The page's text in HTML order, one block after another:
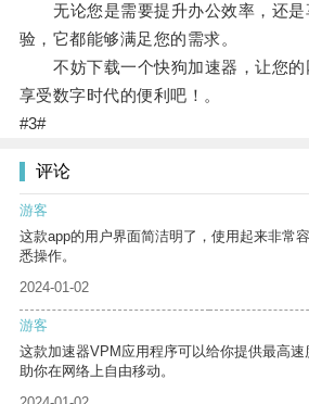
无论您是需要提升办公效率，还是
验，它都能够满足您的需求。
不妨下载一个快狗加速器，让您的
享受数字时代的便利吧！。
#3#
评论
游客
这款app的用户界面简洁明了，使用起来非常
悉操作。
2024-01-02
游客
这款加速器VPM应用程序可以给你提供最高
助你在网络上自由移动。